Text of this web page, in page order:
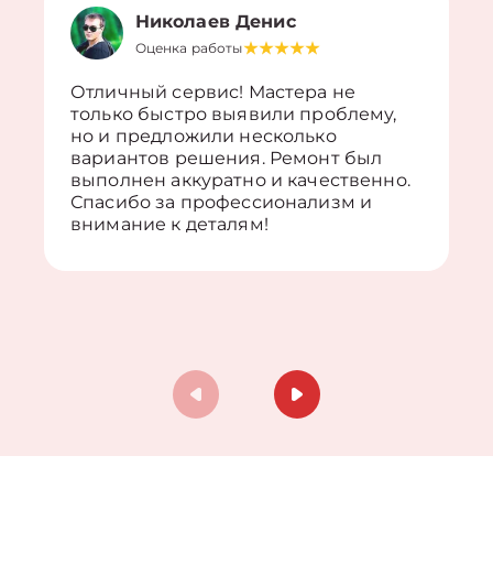
Николаев Денис
Оценка работы
Отличный сервис! Мастера не
только быстро выявили проблему,
но и предложили несколько
вариантов решения. Ремонт был
выполнен аккуратно и качественно.
Спасибо за профессионализм и
внимание к деталям!